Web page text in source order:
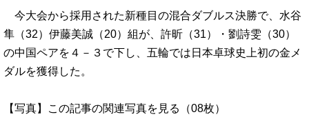
今大会から採用された新種目の混合ダブルス決勝で、水谷
隼（32）伊藤美誠（20）組が、許昕（31）・劉詩雯（30）
の中国ペアを４－３で下し、五輪では日本卓球史上初の金メ
ダルを獲得した。
【写真】この記事の関連写真を見る（08枚）